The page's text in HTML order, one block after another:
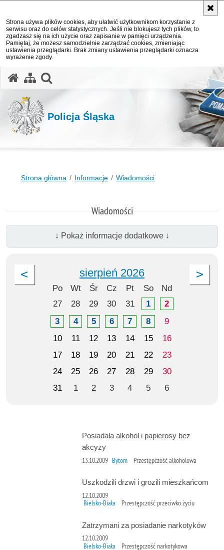
Strona używa plików cookies, aby ułatwić użytkownikom korzystanie z
serwisu oraz do celów statystycznych. Jeśli nie blokujesz tych plików, to
zgadzasz się na ich użycie oraz zapisanie w pamięci urządzenia.
Pamiętaj, że możesz samodzielnie zarządzać cookies, zmieniając
ustawienia przeglądarki. Brak zmiany ustawienia przeglądarki oznacza
wyrażenie zgody.
Policja Śląska
Strona główna Informacje Wiadomości
Wiadomości
↓ Pokaż informacje dodatkowe ↓
sierpień 2026
Po Wt Śr Cz Pt So
Nd
27
28 29 30 31 1
2
3
4 5 6 7 8
9
10
11 12 13 14 15
16
17
18 19 20 21 22
23
24
25 26 27 28 29
30
31
1 2 3 4 5 6
Posiadała alkohol i papierosy bez
akcyzy
13.10.2009 Bytom Przestępczość alkoholowa
Uszkodzili drzwi i grozili mieszkańcom
12.10.2009
Bielsko-Biała Przestępczość przeciwko życiu
Zatrzymani za posiadanie narkotyków
12.10.2009
Bielsko-Biała Przestępczość narkotykowa